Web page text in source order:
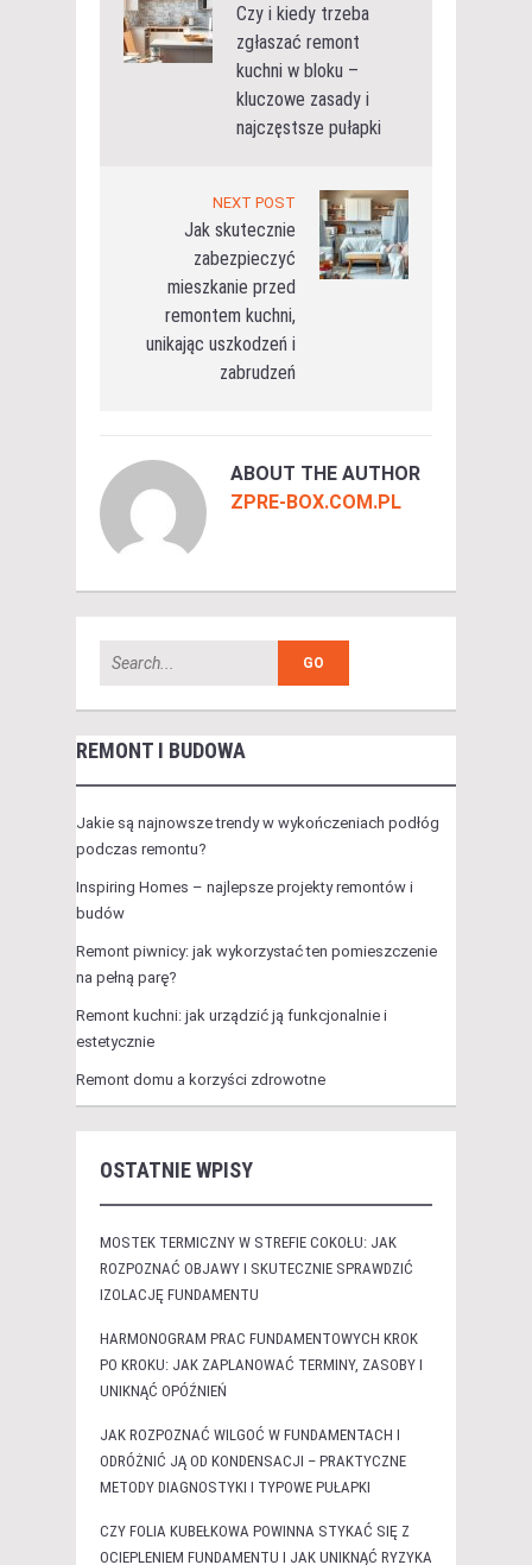
Czy i kiedy trzeba
zgłaszać remont
kuchni w bloku –
kluczowe zasady i
najczęstsze pułapki
NEXT POST
Jak skutecznie
zabezpieczyć
mieszkanie przed
remontem kuchni,
unikając uszkodzeń i
zabrudzeń
ABOUT THE AUTHOR
ZPRE-BOX.COM.PL
REMONT I BUDOWA
Jakie są najnowsze trendy w wykończeniach podłóg
podczas remontu?
Inspiring Homes – najlepsze projekty remontów i
budów
Remont piwnicy: jak wykorzystać ten pomieszczenie
na pełną parę?
Remont kuchni: jak urządzić ją funkcjonalnie i
estetycznie
Remont domu a korzyści zdrowotne
OSTATNIE WPISY
MOSTEK TERMICZNY W STREFIE COKOŁU: JAK
ROZPOZNAĆ OBJAWY I SKUTECZNIE SPRAWDZIĆ
IZOLACJĘ FUNDAMENTU
HARMONOGRAM PRAC FUNDAMENTOWYCH KROK
PO KROKU: JAK ZAPLANOWAĆ TERMINY, ZASOBY I
UNIKNĄĆ OPÓŹNIEŃ
JAK ROZPOZNAĆ WILGOĆ W FUNDAMENTACH I
ODRÓŻNIĆ JĄ OD KONDENSACJI – PRAKTYCZNE
METODY DIAGNOSTYKI I TYPOWE PUŁAPKI
CZY FOLIA KUBEŁKOWA POWINNA STYKAĆ SIĘ Z
OCIEPLENIEM FUNDAMENTU I JAK UNIKNĄĆ RYZYKA